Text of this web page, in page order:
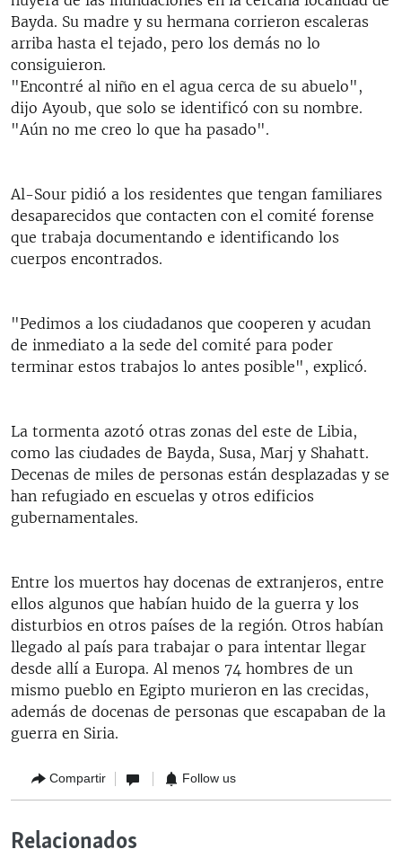
Bayda. Su madre y su hermana corrieron escaleras
arriba hasta el tejado, pero los demás no lo
consiguieron.
"Encontré al niño en el agua cerca de su abuelo",
dijo Ayoub, que solo se identificó con su nombre.
"Aún no me creo lo que ha pasado".
Al-Sour pidió a los residentes que tengan familiares
desaparecidos que contacten con el comité forense
que trabaja documentando e identificando los
cuerpos encontrados.
"Pedimos a los ciudadanos que cooperen y acudan
de inmediato a la sede del comité para poder
terminar estos trabajos lo antes posible", explicó.
La tormenta azotó otras zonas del este de Libia,
como las ciudades de Bayda, Susa, Marj y Shahatt.
Decenas de miles de personas están desplazadas y se
han refugiado en escuelas y otros edificios
gubernamentales.
Entre los muertos hay docenas de extranjeros, entre
ellos algunos que habían huido de la guerra y los
disturbios en otros países de la región. Otros habían
llegado al país para trabajar o para intentar llegar
desde allí a Europa. Al menos 74 hombres de un
mismo pueblo en Egipto murieron en las crecidas,
además de docenas de personas que escapaban de la
guerra en Siria.
Compartir Follow us
Relacionados